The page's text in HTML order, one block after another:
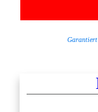
Garantiert